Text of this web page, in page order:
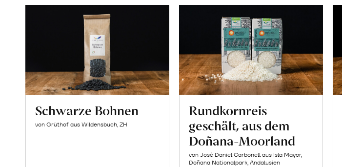
Schwarze Bohnen
von Grüthof aus Wildensbuch, ZH
Rundkornreis
geschält, aus dem
Doñana-Moorland
von José Daniel Carbonell aus Isla Mayor,
Doñana Nationalpark, Andalusien